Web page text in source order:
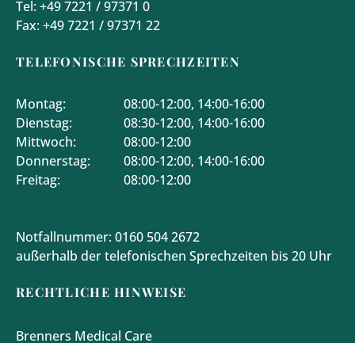
Tel:+49 7221 / 97371 0
Fax:+49 7221 / 97371 22
TELEFONISCHE SPRECHZEITEN
Montag:
08:00-12:00, 14:00-16:00
Dienstag:
08:30-12:00, 14:00-16:00
Mittwoch:
08:00-12:00
Donnerstag:
08:00-12:00, 14:00-16:00
Freitag:
08:00-12:00
Notfallnummer: 0160 504 2672
außerhalb der telefonischen Sprechzeiten bis 20 Uhr
RECHTLICHE HINWEISE
Brenners Medical Care